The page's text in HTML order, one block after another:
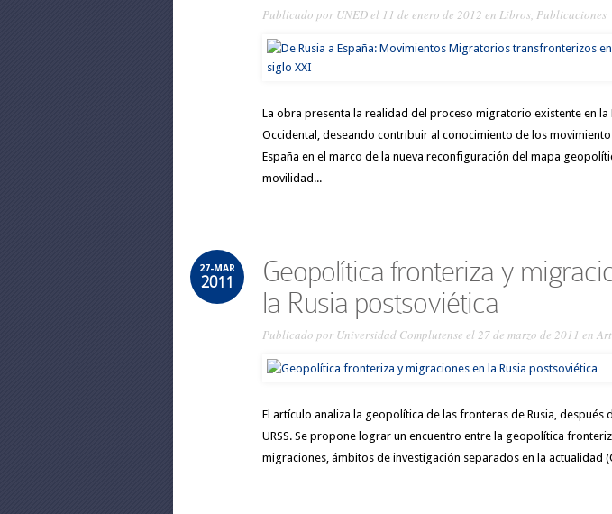
Publicado por UNEDel 11 de enero de 2012 en Libros, Publicaciones
La obra presenta la realidad del proceso migratorio existente en la
Occidental, deseando contribuir al conocimiento de los
España en el marco de la nueva reconfiguración del mapa
movilidad...
27-MAR
2011
Geopolítica fronteriza y
la Rusia postsoviética
Publicado por Universidad Complutense el 27 de marzo de 2011 en
El artículo analiza la geopolítica de las fronteras de Rusia, después
URSS. Se propone lograr un encuentro entre la geopolítica
migraciones, ámbitos de investigación separados en la actualidad